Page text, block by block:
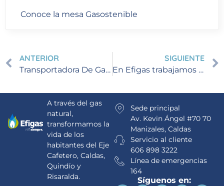
Conoce la mesa Gasostenible
ANTERIOR
Transportadora De Gas Internacional -TGI- Notificó la suspensión del paso de gas natural por la tubería, debido a un evento de fuerza mayor en el gasoducto Mariquita, Tolima
SIGUIENTE
En Efigas trabajamos por un servicio seguro y que te brinde bienestar
A través del gas
natural,
transformamos la
vida de los
habitantes del Eje
Cafetero, Caldas,
Quindío y
Risaralda.
Sede principal
Av. Kevin Ángel #70 70
Manizales, Caldas
Servicio al cliente
606 898 3222
Línea de emergencias
164
Síguenos en: